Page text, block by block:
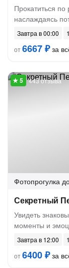
Прокатиться
наслаждаясь
Завтра в 00:00
от6667 ₽за
443 отзыва
Фотопрогулка
Секретный
Увидеть
моменты и
Завтра в 12:00
от6400 ₽за